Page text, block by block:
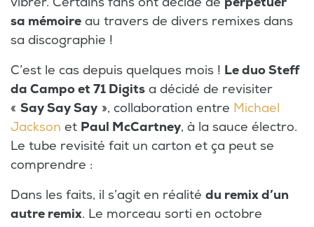
sa mémoire au travers de divers remixes dans
sa discographie !
C’est le cas depuis quelques mois ! Le duo Steff
da Campo et 71 Digits a décidé de revisiter
« Say Say Say », collaboration entre Michael
Jackson et Paul McCartney, à la sauce électro.
Le tube revisité fait un carton et ça peut se
comprendre :
Dans les faits, il s’agit en réalité du remix d’un
autre remix. Le morceau sorti en octobre